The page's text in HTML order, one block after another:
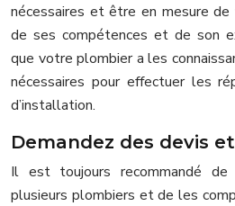
nécessaires et être en mesure de
de ses compétences et de son
que votre plombier a les
nécessaires pour effectuer les
d’installation.
Demandez des devis
Il est toujours recommandé
plusieurs plombiers et de les